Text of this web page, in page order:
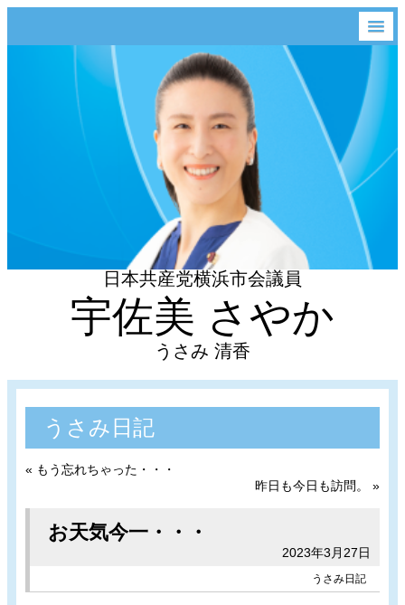
宇佐美 さやか
うさみ 清香
日本共産党横浜市会議員
うさみ日記
« もう忘れちゃった・・・
昨日も今日も訪問。
»
お天気今一・・・
2023年3月27日
うさみ日記